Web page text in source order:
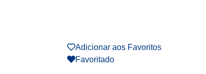
Adicionar aos Favoritos
Favoritado